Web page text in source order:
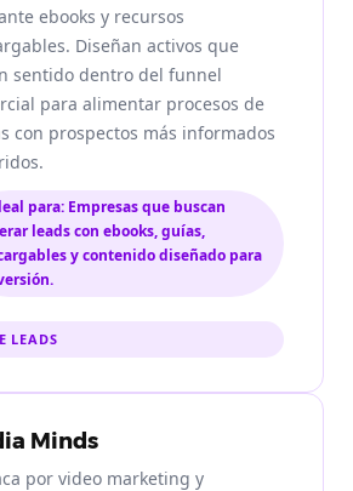
ebooks y recursos
Diseñan activos que
sentido dentro del funnel
para alimentar procesos de
con prospectos más informados
para: Empresas que buscan
leads con ebooks, guías,
y contenido diseñado para
LEADS
Minds
por video marketing y